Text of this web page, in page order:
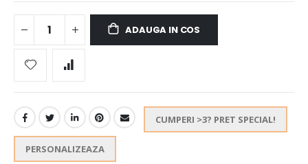
ADAUGA IN COS
CUMPERI >3? PRET SPECIAL!
PERSONALIZEAZA